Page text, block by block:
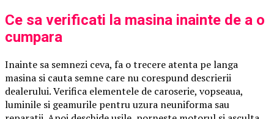
Ce sa verificati la masina inainte de a o
cumpara
Inainte sa semnezi ceva, fa o trecere atenta pe langa
masina si cauta semne care nu corespund descrierii
dealerului. Verifica elementele de caroserie, vopseaua,
luminile si geamurile pentru uzura neuniforma sau